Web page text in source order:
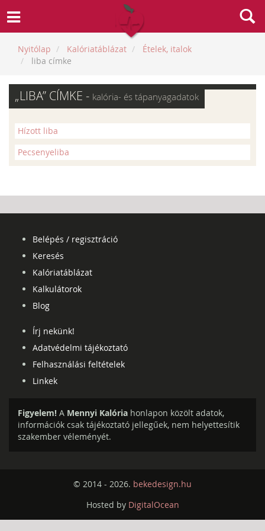
Nyitólap Kalóriatáblázat
Ételek, italok
liba címke
„LIBA” CÍMKE - kalória- és tápanyagadatok
Hízott liba
Pecsenyeliba
Belépés / regisztráció
Keresés
Kalóriatáblázat
Kalkulátorok
Blog
Írj nekünk!
Adatvédelmi tájékoztató
Felhasználási feltételek
Linkek
Figyelem! A Mennyi Kalória honlapon közölt adatok,
információk csak tájékoztató jellegűek, nem helyettesítik
szakember véleményét.
© 2014 - 2026. bekedesign.hu
Hosted by DigitalOcean